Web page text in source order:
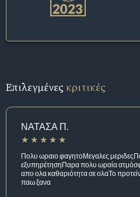
Επιλεγμένεςκριτικές
ΝΑΤΑΣΑ Π.
Πολυ ωραιο φαγητοΜεγαλες
εξυπηρέτησηΠαρα πολυ ωραία
απο ολα καθαριότητα σε ολαΤο
παω ξανα